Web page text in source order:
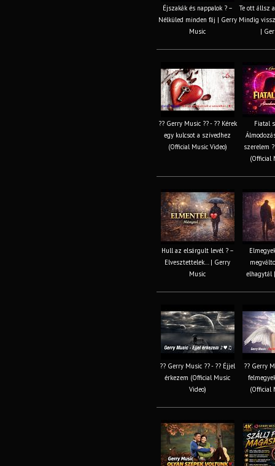
Éjszakák és nappalok ? –
Nélküled minden fáj | Gerry
Music
Te ott állsz
Mindig
|
?? Gerry Music ?? - ?? Kérek
egy kulcsot a szívedhez
(Official Music Video)
Fiatal
szerelem
(Official
Hull az elsárgult levél ? –
Elvesztettelek… | Gerry
Music
elhagytál
?? Gerry Music ?? - ?? Éjjel
érkezem (Official Music
Video)
?? Gerry
(Official